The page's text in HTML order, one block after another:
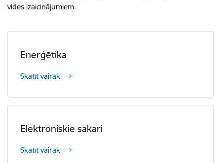
vides izaicinājumiem.
Enerģētika
Skatīt vairāk
Elektroniskie sakari
Skatīt vairāk